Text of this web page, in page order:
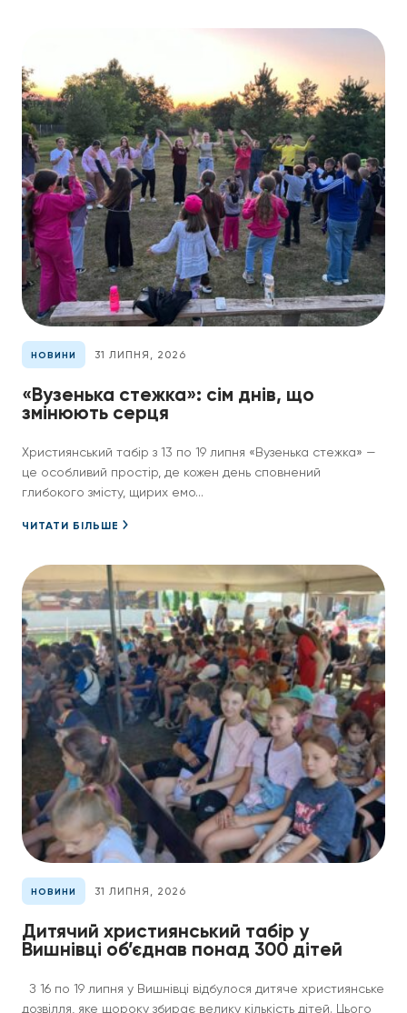
НОВИНИ 31 ЛИПНЯ, 2026
«Вузенька стежка»: сім днів, що
змінюють серця
Християнський табір з 13 по 19 липня «Вузенька стежка» —
це особливий простір, де кожен день сповнений
глибокого змісту, щирих емо...
ЧИТАТИ БІЛЬШЕ
НОВИНИ 31 ЛИПНЯ, 2026
Дитячий християнський табір у
Вишнівці об’єднав понад 300 дітей
З 16 по 19 липня у Вишнівці відбулося дитяче християнське
дозвілля, яке щороку збирає велику кількість дітей. Цього